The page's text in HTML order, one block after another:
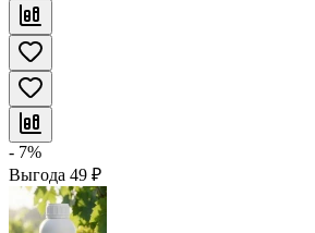
- 7%
Выгода 49 ₽